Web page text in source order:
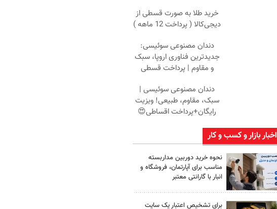
خرید طلا به صورت قسطی از
دیجی‌کالا ( پرداخت 12 ماهه )
دندان مصنوعی سوئیسی:
جدیدترین فناوری اروپا، سبک
و مقاوم | پرداخت قسطی
دندان مصنوعی سوئیسی |
سبک، مقاوم، طبیعی! ویزیت
رایگان+پرداخت اقساطی😍
اخبار بازار و کسب و کار
نحوه خرید دوربین مداربسته
مناسب برای آپارتمان، فروشگاه و
انبار با گارانتی معتبر
برای تشخیص اعتبار یک سایت